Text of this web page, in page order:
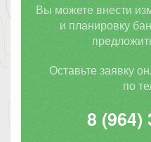
Вы можете внести
и планировку
Оставьте заявку
по
8 (964)